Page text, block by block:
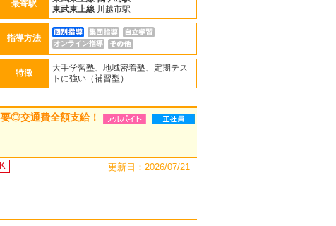
最寄駅
東武東上線 川越市駅
指導方法
オンライン指導
特徴
大手学習塾、地域密着塾、定期テス
トに強い（補習型）
◎交通費全額支給！
更新日：2026/07/21